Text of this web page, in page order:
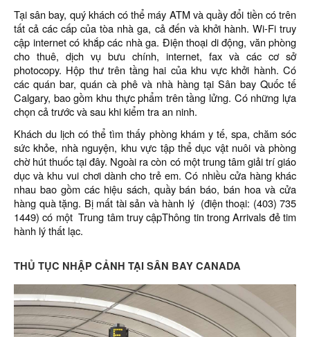
Tại sân bay, quý khách có thể máy ATM và quầy đổi tiền có trên
tất cả các cấp của tòa nhà ga, cả đến và khởi hành. Wi-Fi truy
cập internet có khắp các nhà ga. Điện thoại di động, văn phòng
cho thuê, dịch vụ bưu chính, internet, fax và các cơ sở
photocopy. Hộp thư trên tầng hai của khu vực khởi hành. Có
các quán bar, quán cà phê và nhà hàng tại Sân bay Quốc tế
Calgary, bao gồm khu thực phẩm trên tầng lửng. Có những lựa
chọn cả trước và sau khi kiểm tra an ninh.
Khách du lịch có thể tìm thấy phòng khám y tế, spa, chăm sóc
sức khỏe, nhà nguyện, khu vực tập thể dục vật nuôi và phòng
chờ hút thuốc tại đây. Ngoài ra còn có một trung tâm giải trí giáo
dục và khu vui chơi dành cho trẻ em. Có nhiều cửa hàng khác
nhau bao gồm các hiệu sách, quầy bán báo, bán hoa và cửa
hàng quà tặng. Bị mất tài sản và hành lý (điện thoại: (403) 735
1449) có một Trung tâm truy cậpThông tin trong Arrivals đẻ tim
hành lý thất lạc.
THỦ TỤC NHẬP CẢNH TẠI SÂN BAY CANADA